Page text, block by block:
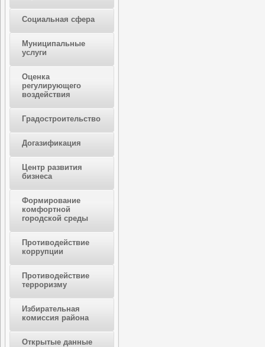
Социальная сфера
Муниципальные
услуги
Оценка
регулирующего
воздействия
Градостроительство
Догазификация
Центр развития
бизнеса
Формирование
комфортной
городской среды
Противодействие
коррупции
Противодействие
терроризму
Избирательная
комиссия района
Открытые данные